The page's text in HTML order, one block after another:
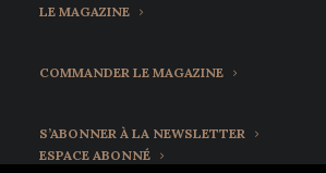
LE MAGAZINE
COMMANDER LE MAGAZINE
S’ABONNER À LA NEWSLETTER
ESPACE ABONNÉ